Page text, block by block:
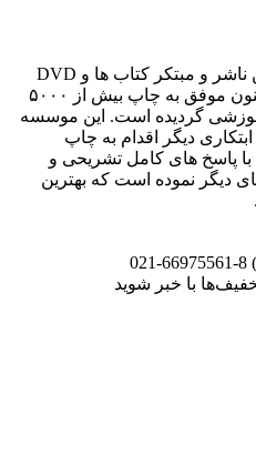
انتشارات پردازش به عنوان اولین ناشر و مبتکر کتاب ها و DVD
های کارشناسی ارشد و دکترا تاکنون موفق به چاپ بیش از ۵۰۰۰
گردیده است. این موسسه
ابتکاری دیگر اقدام به چاپ
پاسخ های کامل تشریحی و
دیگر نموده است که بهترین
با خبر شوید